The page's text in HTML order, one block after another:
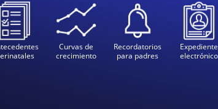
Curvas de
crecimiento
Recordatorios
para padres
Expediente
electrónico